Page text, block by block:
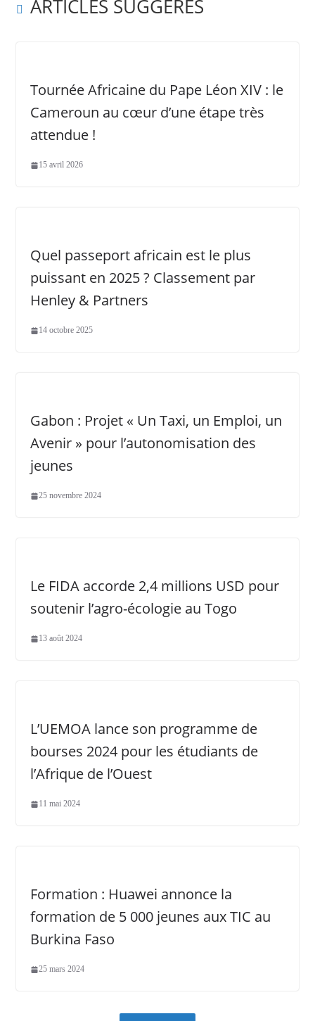
ARTICLES SUGGÉRÉS
Tournée Africaine du Pape Léon XIV : le
Cameroun au cœur d’une étape très
attendue !
15 avril 2026
Quel passeport africain est le plus
puissant en 2025 ? Classement par
Henley & Partners
14 octobre 2025
Gabon : Projet « Un Taxi, un Emploi, un
Avenir » pour l’autonomisation des
jeunes
25 novembre 2024
Le FIDA accorde 2,4 millions USD pour
soutenir l’agro-écologie au Togo
13 août 2024
L’UEMOA lance son programme de
bourses 2024 pour les étudiants de
l’Afrique de l’Ouest
11 mai 2024
Formation : Huawei annonce la
formation de 5 000 jeunes aux TIC au
Burkina Faso
25 mars 2024